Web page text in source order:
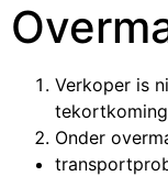
Verkoper is
Onder